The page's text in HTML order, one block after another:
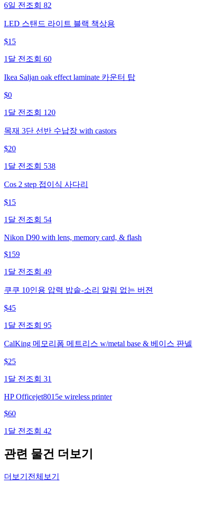
6일 전 조회 82
LED 스탠드 라이트 블랙 책상용
$15
1달 전 조회 60
Ikea Saljan oak effect laminate 카운터 탑
$0
1달 전 조회 120
목재 3단 선반 수납장 with castors
$20
1달 전 조회 538
Cos 2 step 접이식 사다리
$15
1달 전 조회 54
Nikon D90 with lens, memory card, & flash
$159
1달 전 조회 49
쿠쿠 10인용 압력 밥솥-소리 알림 없는 버젼
$45
1달 전 조회 95
CalKing 메모리폼 메트리스 w/metal base & 베이스 판넬
$25
1달 전 조회 31
HP Officejet8015e wireless printer
$60
1달 전 조회 42
관련 물건 더보기
더보기 전체보기